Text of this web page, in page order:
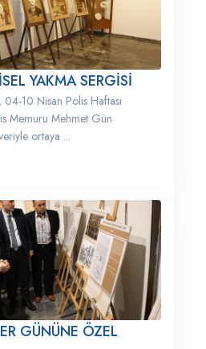
YAKMA SERGİSİ
10 Nisan Polis Haftası
Memuru Mehmet Gün
ortaya ...
GÜNÜNE ÖZEL